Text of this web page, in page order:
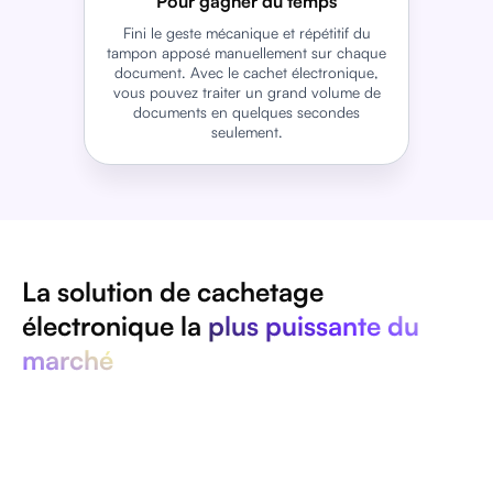
Fini le geste mécanique et répétitif du
tampon apposé manuellement sur chaque
document. Avec le cachet électronique,
vous pouvez traiter un grand volume de
documents en quelques secondes
seulement.
La solution de cachetage
électronique la plus puissante du
marché